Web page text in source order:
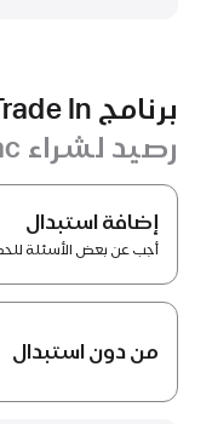
برنامج Apple Trade In.
رصيد لشراء Mac جديد.
حاشية
برنامج
Apple Trade In.
إضافة استبدال
أجب عن بعض الأسئلة
من دون استبدال